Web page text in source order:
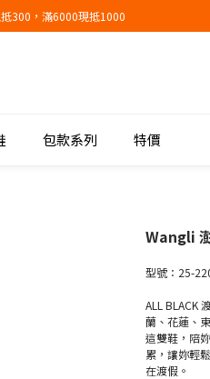
300，滿6000現抵1000
300，滿6000現抵1000
包款系列 特價
Wangli
型號：25-
ALL BLACK
蘭、花蓮、
這雙鞋，陪
累，讓妳輕
在渡假。